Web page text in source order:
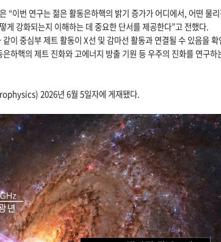
이번 연구는 젊은 활동은하핵의 밝기 증가가 어디에서, 어떤 물
강화되는지 이해하는 데 중요한 단서를 제공한다”고 전했다.
이 중심부 제트 활동이 X선 및 감마선 활동과 연결될 수 있음을
하핵의 제트 진화와 고에너지 방출 기원 등 우주의 진화를 연구하
2026년 6월 5일자에 게재됐다.